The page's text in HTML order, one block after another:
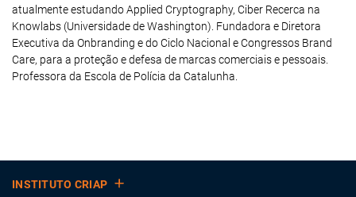
atualmente estudando Applied Cryptography, Ciber Recerca na
Knowlabs (Universidade de Washington). Fundadora e Diretora
Executiva da Onbranding e do Ciclo Nacional e Congressos Brand
Care, para a proteção e defesa de marcas comerciais e pessoais.
Professora da Escola de Polícia da Catalunha.
INSTITUTO CRIAP